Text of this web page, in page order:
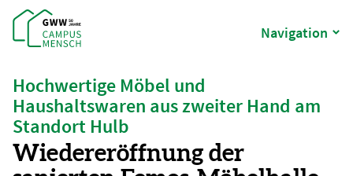
Navigation
Hochwertige Möbel und
Haushaltswaren aus zweiter Hand am
Standort Hulb
Wiedereröffnung der